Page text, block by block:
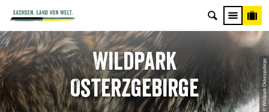
© Wildpark Osterzgebirge
Wildpark
Osterzgebirge